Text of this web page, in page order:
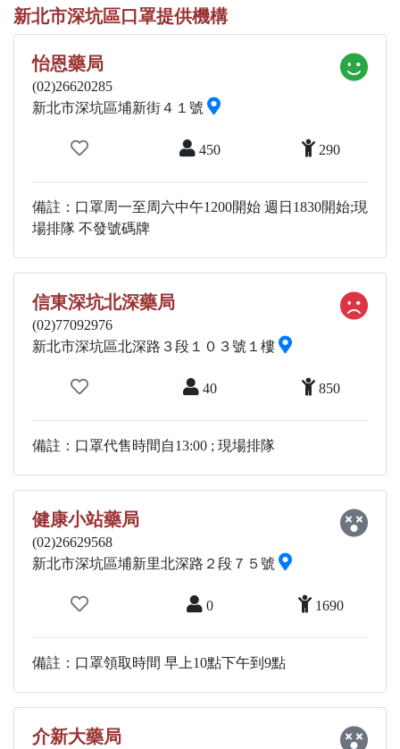
新北市深坑區口罩提供機構
怡恩藥局
(02)26620285
新北市深坑區埔新街４１號
450 290
備註：口罩周一至周六中午1200開始 週日1830開始;現
場排隊 不發號碼牌
信東深坑北深藥局
(02)77092976
新北市深坑區北深路３段１０３號１樓
40 850
備註：口罩代售時間自13:00 ; 現場排隊
健康小站藥局
(02)26629568
新北市深坑區埔新里北深路２段７５號
0 1690
備註：口罩領取時間 早上10點下午到9點
介新大藥局